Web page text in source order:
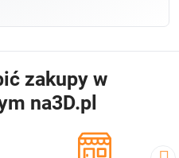
zakupy w
na3D.pl